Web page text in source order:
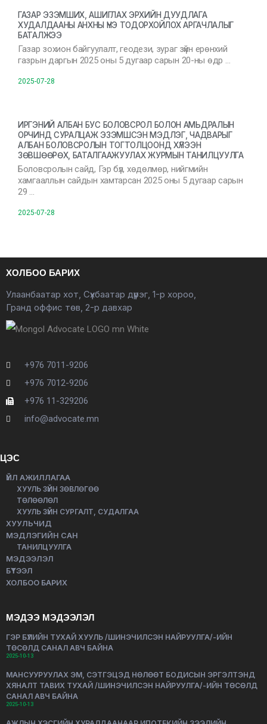
ГАЗАР ЭЗЭМШИХ, АШИГЛАХ ЭРХИЙН ДУУДЛАГА
ХУДАЛДААНЫ АНХНЫ ҮНЭ ТОДОРХОЙЛОХ АРГАЧЛАЛЫГ
БАТАЛЖЭЭ
Газар зохион байгуулалт, геодези, зураг зүйн ерөнхий
газрын даргын 2025 оны 5 дугаар сарын 20-ны өдр …
2025-07-28
ИРГЭНИЙ АЛБАН БУС БОЛОВСРОЛ БОЛОН АМЬДРАЛЫН
ОРЧИНД СУРАЛЦАЖ ЭЗЭМШСЭН МЭДЛЭГ, ЧАДВАРЫГ
АЛБАН БОЛОВСРОЛЫН ТОГТОЛЦООНД ХҮЛЭЭН
ЗӨВШӨӨРӨХ, БАТАЛГААЖУУЛАХ ЖУРМЫН ТАНИЛЦУУЛГА
Боловсролын сайд, Гэр бүл, хөдөлмөр, нийгмийн
хамгааллын сайдын хамтарсан 2025 оны 5 дугаар сарын
29 …
2025-07-28
ХОЛБОО БАРИХ
Улаанбаатар хот, Сүхбаатар дүүрэг, 1-р хороо,
Гранд оффис төв, 2-р давхар
+976 7011-9206
+976 7012-9206
+976 11-329206
info@advocate.mn
ЦЭС
ҮЙЛ АЖИЛЛАГАА
ХУУЛЬ ЗҮЙН ЗӨВЛӨГӨӨ
ТӨЛӨӨЛӨЛ
ХУУЛЬ ЗҮЙН СУРГАЛТ, СУДАЛГАА
ХУУЛЬЧИД
МЭДЛЭГИЙН САН
ТАНИЛЦУУЛГА
МЭДЭЭЛЭЛ
БҮТЭЭЛ
ХОЛБОО БАРИХ
МЭДЭЭ МЭДЭЭЛЭЛ
ГЭР БҮЛИЙН ТУХАЙ ХУУЛЬ /ШИНЭЧИЛСЭН НАЙРУУЛГА/-ИЙН
ТӨСӨЛД САНАЛ АВЧ БАЙНА
2025-10-13
МАНСУУРУУЛАХ ЭМ, СЭТГЭЦЭД НӨЛӨӨТ БОДИСЫН ЭРГЭЛТЭНД
ХЯНАЛТ ТАВИХ ТУХАЙ /ШИНЭЧИЛСЭН НАЙРУУЛГА/-ИЙН ТӨСӨЛД
САНАЛ АВЧ БАЙНА
2025-10-13